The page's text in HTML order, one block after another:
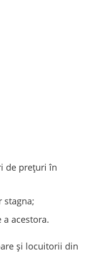
de prețuri în
stagna;
a acestora.
și locuitorii din